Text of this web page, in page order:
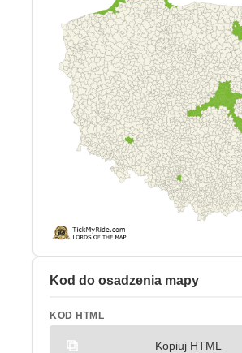
Kod do osadzenia mapy
KOD HTML
Kopiuj HTML